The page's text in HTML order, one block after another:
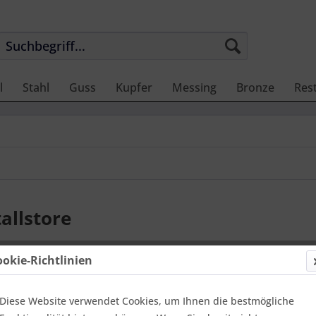
Stahl Guss Kupfer Messing Bronze
Richtlinien
Diese Website verwendet Cookies, um Ihnen die bestmögliche